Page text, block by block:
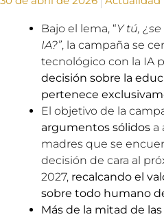
Bajo el lema, “Y tú,
IA?”, la campaña se
tecnológico con la IA
decisión sobre la
pertenece
El objetivo de la
argumentos sólidos a
madres que se
decisión de cara al
2027, recalcando el
sobre todo humano
Más de la mitad de